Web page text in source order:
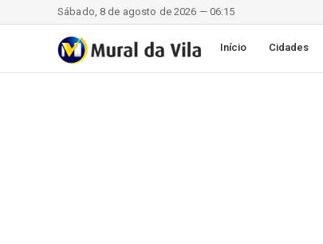
Sábado, 8 de agosto de 2026 — 06:15
Início Cidades